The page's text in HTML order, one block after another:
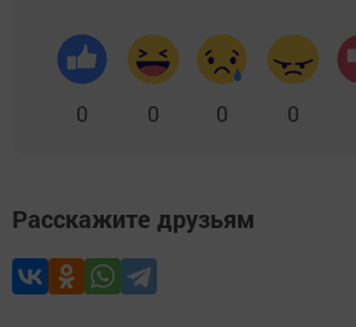
0 0 0 0
Расскажите друзьям